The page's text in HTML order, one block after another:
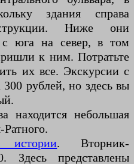
здания справа
Ниже они
с юга на север, в том
к ним. Потратьте
их все. Экскурсии с
рублей, но здесь вы
находится небольшая
Ратного.
истории. Вторник-
Здесь представлены